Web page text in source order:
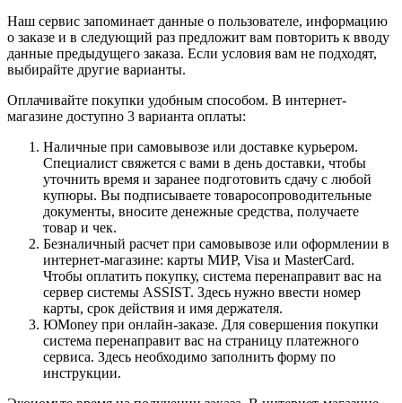
Наш сервис запоминает данные о пользователе, информацию
о заказе и в следующий раз предложит вам повторить к вводу
данные предыдущего заказа. Если условия вам не подходят,
выбирайте другие варианты.
Оплачивайте покупки удобным способом. В интернет-
магазине доступно 3 варианта оплаты:
Наличные при самовывозе или доставке курьером.
Специалист свяжется с вами в день доставки, чтобы
уточнить время и заранее подготовить сдачу с любой
купюры. Вы подписываете товаросопроводительные
документы, вносите денежные средства, получаете
товар и чек.
Безналичный расчет при самовывозе или оформлении в
интернет-магазине: карты МИР, Visa и MasterCard.
Чтобы оплатить покупку, система перенаправит вас на
сервер системы ASSIST. Здесь нужно ввести номер
карты, срок действия и имя держателя.
ЮMoney при онлайн-заказе. Для совершения покупки
система перенаправит вас на страницу платежного
сервиса. Здесь необходимо заполнить форму по
инструкции.